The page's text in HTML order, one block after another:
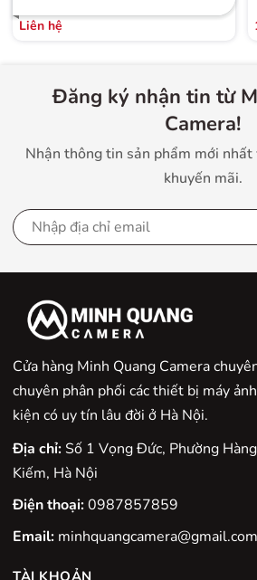
Liên hệ
Đăng ký nhận tin từ
Camera!
Nhận thông tin sản phẩm mới nhất
khuyến mãi.
Cửa hàng Minh Quang Camera
chuyên phân phối các thiết bị máy
kiện có uy tín lâu đời ở Hà Nội.
Địa chỉ:Số 1 Vọng Đức, Phường
Kiếm, Hà Nội
Điện thoại:0987857859
Email: minhquangcamera@gmail.com